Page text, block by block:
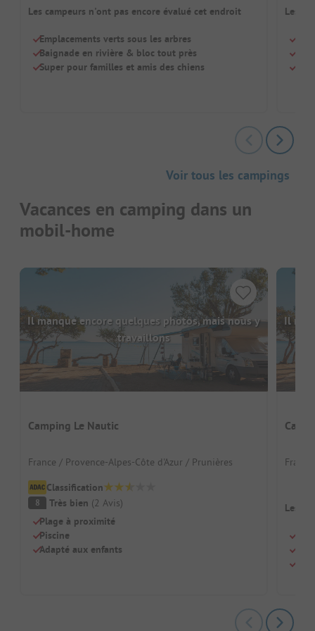
Les campeurs n'ont pas encore évalué cet endroit
Emplacements verts sous les arbres
Baignade en rivière & bloc tout près
Super pour familles et amis des chiens
Les
Voir tous les campings
Vacances en camping dans un
mobil-home
Il manque encore quelques photos, mais nous y
travaillons
Camping Le Nautic
France / Provence-Alpes-Côte d'Azur / Prunières
Classification
8 Très bien (2 Avis)
Plage à proximité
Piscine
Adapté aux enfants
Il
Les